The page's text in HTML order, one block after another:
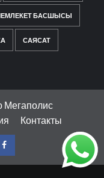
БАСШЫСЫ
САЯСАТ
Мегаполис
Контакты
FB2